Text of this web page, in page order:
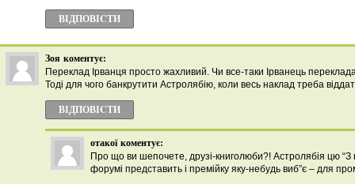
ВІДПОВІCТИ
Зоя коментує:
Переклад Ірванця просто жахливий. Чи все-таки Ірванець
Тоді для чого банкрутити Астролябію, коли весь наклад треба
ВІДПОВІCТИ
отакої коментує:
Про що ви шепочете, друзі-книголюби?! Астролябія цю “З
форумі представить і премійку яку-небудь виб”є – для